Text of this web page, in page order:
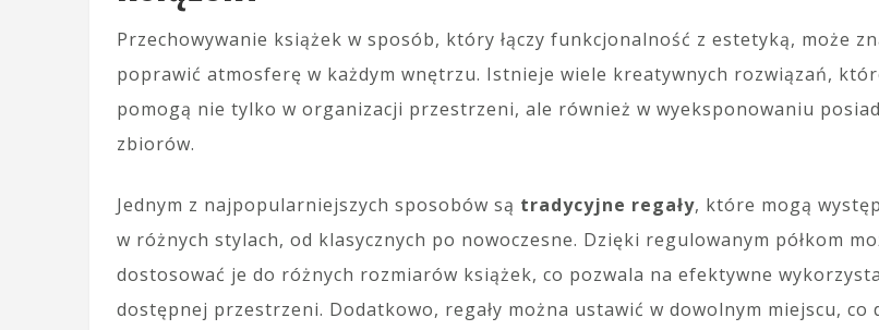
Przechowywanie książek w sposób, który łączy funkcjonalność z estetyką, może
poprawić atmosferę w każdym wnętrzu. Istnieje wiele kreatywnych rozwiązań,
pomogą nie tylko w organizacji przestrzeni, ale również w wyeksponowaniu
zbiorów.
Jednym z najpopularniejszych sposobów są tradycyjne regały, które mogą
w różnych stylach, od klasycznych po nowoczesne. Dzięki regulowanym półkom
dostosować je do różnych rozmiarów książek, co pozwala na efektywne
dostępnej przestrzeni. Dodatkowo, regały można ustawić w dowolnym miejscu, co